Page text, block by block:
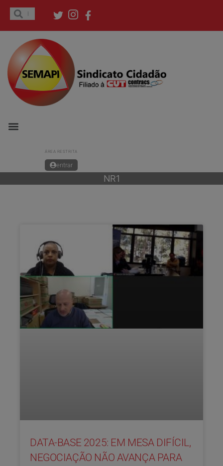
ÁREA RESTRITA
entrar
NR1
DATA-BASE 2025: EM MESA DIFÍCIL,
NEGOCIAÇÃO NÃO AVANÇA PARA